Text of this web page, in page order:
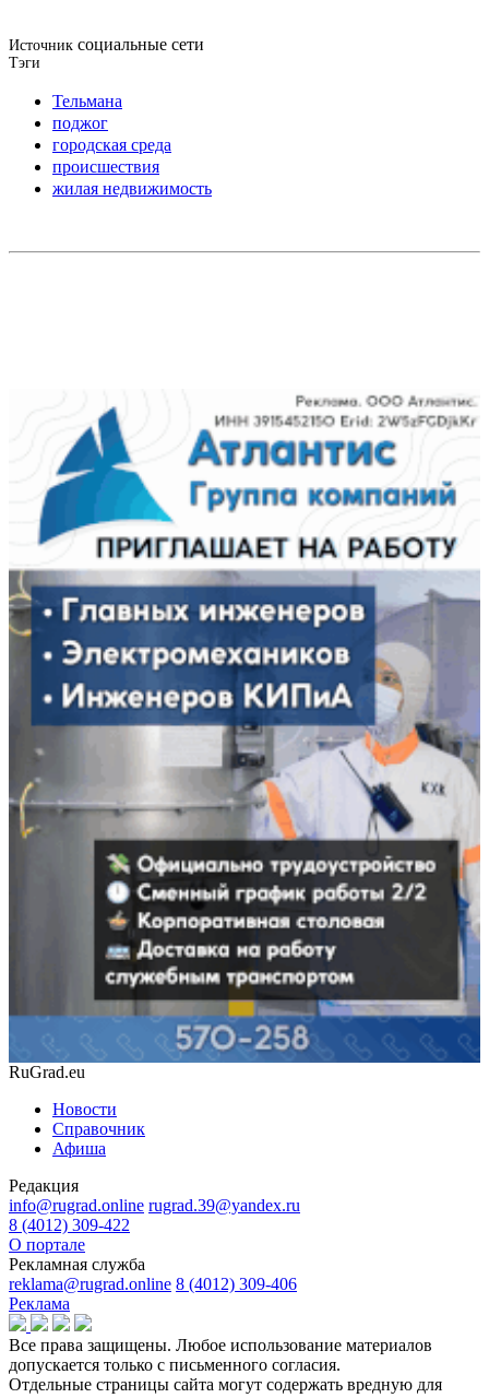
Источник социальные сети
Тэги
Тельмана
поджог
городская среда
происшествия
жилая недвижимость
RuGrad.eu
Новости
Справочник
Афиша
Редакция
info@rugrad.online rugrad.39@yandex.ru
8 (4012) 309-422
О портале
Рекламная служба
reklama@rugrad.online 8 (4012) 309-406
Реклама
Все права защищены. Любое использование материалов
допускается только с письменного согласия.
Отдельные страницы сайта могут содержать вредную для